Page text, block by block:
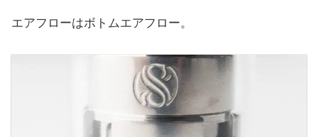
エアフローはボトムエアフロー。